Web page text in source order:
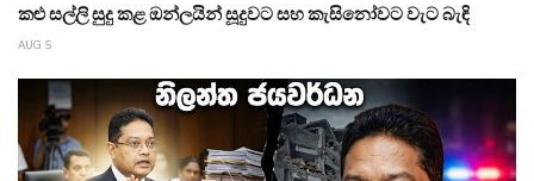
කළු සල්ලි සුදු කළ ඔන්ලයින් සූදුවට සහ කැසිනෝවට වැට බැඳි
AUG 5